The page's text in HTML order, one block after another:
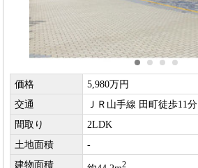
価格
5,980万円
交通
ＪＲ山手線 田町徒歩11分
間取り
2LDK
土地面積
-
建物面積
2